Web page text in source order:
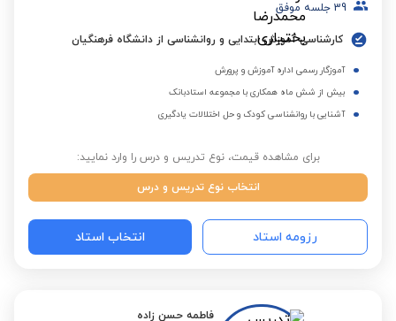
39 جلسه موفق
کارشناسی آموزش ابتدایی و روانشناسی از دانشگاه فرهنگیان
آموزگار رسمی اداره آموزش و پرورش
بیش از شش ماه همکاری با مجموعه استادبانک
آشنایی با روانشناسی کودک و حل اختلالات یادگیری
برای مشاهده قیمت، نوع تدریس و درس را وارد نمایید:
انتخاب نوع تدریس و درس
رزومه استاد انتخاب استاد
فاطمه حسن زاده